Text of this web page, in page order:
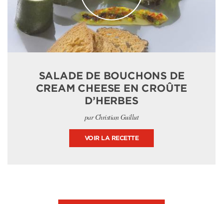
SALADE DE BOUCHONS DE
CREAM CHEESE EN CROÛTE
D’HERBES
par Christian Guillut
VOIR LA RECETTE